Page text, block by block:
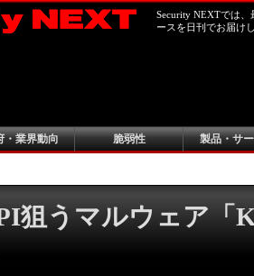
Security NEXTでは
ースを日刊でお届け
・業界動向 脆弱性 製品・サ
狙うマルウェア「